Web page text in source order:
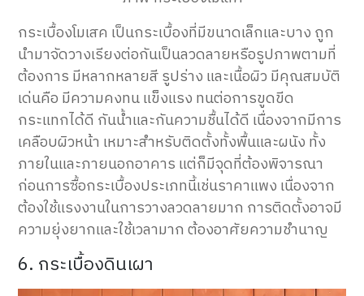
กระเบื้องโมเสค เป็นกระเบื้องที่มีขนาดเล็กและบาง ถูก
นำมาจัดวางเรียงต่อกันเป็นลวดลายหรือรูปภาพตามที่
ต้องการ มีหลากหลายสี รูปร่าง และเนื้อผิว มีคุณสมบัติ
เด่นคือ มีความคงทน แข็งแรง ทนต่อการขูดขีด
กระแทกได้ดี กันน้ำและกันความชื้นได้ดี เนื่องจากมีการ
เคลือบผิวหน้า เหมาะสำหรับติดตั้งทั้งพื้นและผนัง ทั้ง
ภายในและภายนอกอาคาร แต่ก็มีจุดที่ต้องพิจารณา
ก่อนการซื้อกระเบื้องประเภทนี้เช่นราคาแพง เนื่องจาก
ต้องใช้แรงงานในการวางลวดลายมาก การติดตั้งอาจมี
ความยุ่งยากและใช้เวลามาก ต้องอาศัยความชำนาญ
6. กระเบื้องดินเผา